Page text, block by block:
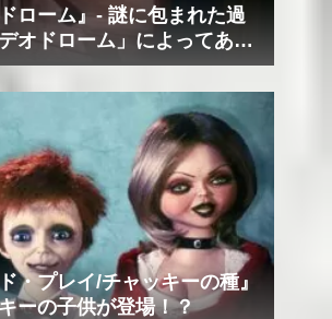
ローム』‐ 謎に包まれた過
オドローム」によってあな
る！
・プレイ/チャッキーの種』
ーの子供が登場！？